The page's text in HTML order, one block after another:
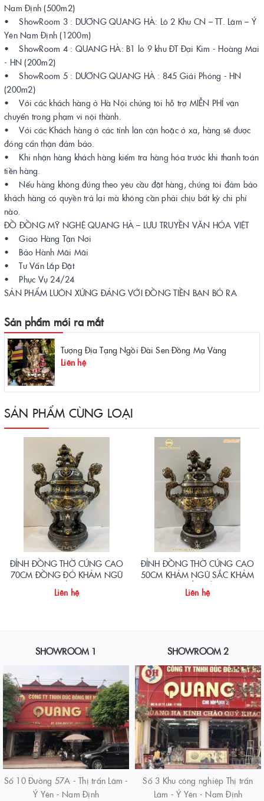
Nam Định (500m2)
• ShowRoom 3 : DƯƠNG QUANG HÀ: Lô 2 Khu CN – TT. Lâm – Ý
Yên Nam Định (1200m)
• ShowRoom 4 : QUANG HÀ: B1 lô 9 khu ĐT Đại Kim - Hoàng Mai
- HN (200m2)
• ShowRoom 5 : DƯƠNG QUANG HÀ : 845 Giải Phóng - HN
(200m2)
• Với các khách hàng ở Hà Nội chúng tôi hỗ trợ MIỄN PHÍ vận
chuyển trong phạm vi nội thành.
• Với các Khách hàng ở các tỉnh lân cận hoặc ở xa, hàng sẽ được
đóng cẩn thận đảm bảo.
• Khi nhận hàng khách hàng kiểm tra hàng hóa trước khi thanh toán
tiền hàng.
• Nếu hàng không đúng theo yêu cầu đặt hàng, chúng tôi đảm bảo
khách hàng có quyền trả lại mà không cần phải chịu bất kỳ chi phí
nào.
ĐỒ ĐỒNG MỸ NGHỆ QUANG HÀ – LƯU TRUYỀN VĂN HÓA VIỆT
• Giao Hàng Tận Nơi
• Bảo Hành Mãi Mãi
• Tư Vấn Lắp Đặt
• Phục Vụ 24/24
SẢN PHẨM LUÔN XỨNG ĐÁNG VỚI ĐỒNG TIỀN BẠN BỎ RA
Sản phẩm mới ra mắt
Tượng Địa Tạng Ngồi Đài Sen Đồng Mạ Vàng
Liên hệ
SẢN PHẨM CÙNG LOẠI
ĐỈNH ĐỒNG THỜ CÚNG CAO
70CM ĐỒNG ĐỎ KHẢM NGŨ
SẮC
Liên hệ
ĐỈNH ĐỒNG THỜ CÚNG CAO
50CM KHẢM NGŨ SẮC KHẢM
KỸ NHIỀU VÀNG
Liên hệ
SHOWROOM 1
Số 10 Đường 57A - Thị trấn Lâm -
Ý Yên - Nam Định
SHOWROOM 2
Số 3 Khu công nghiệp Thị trấn
Lâm - Ý Yên - Nam Định